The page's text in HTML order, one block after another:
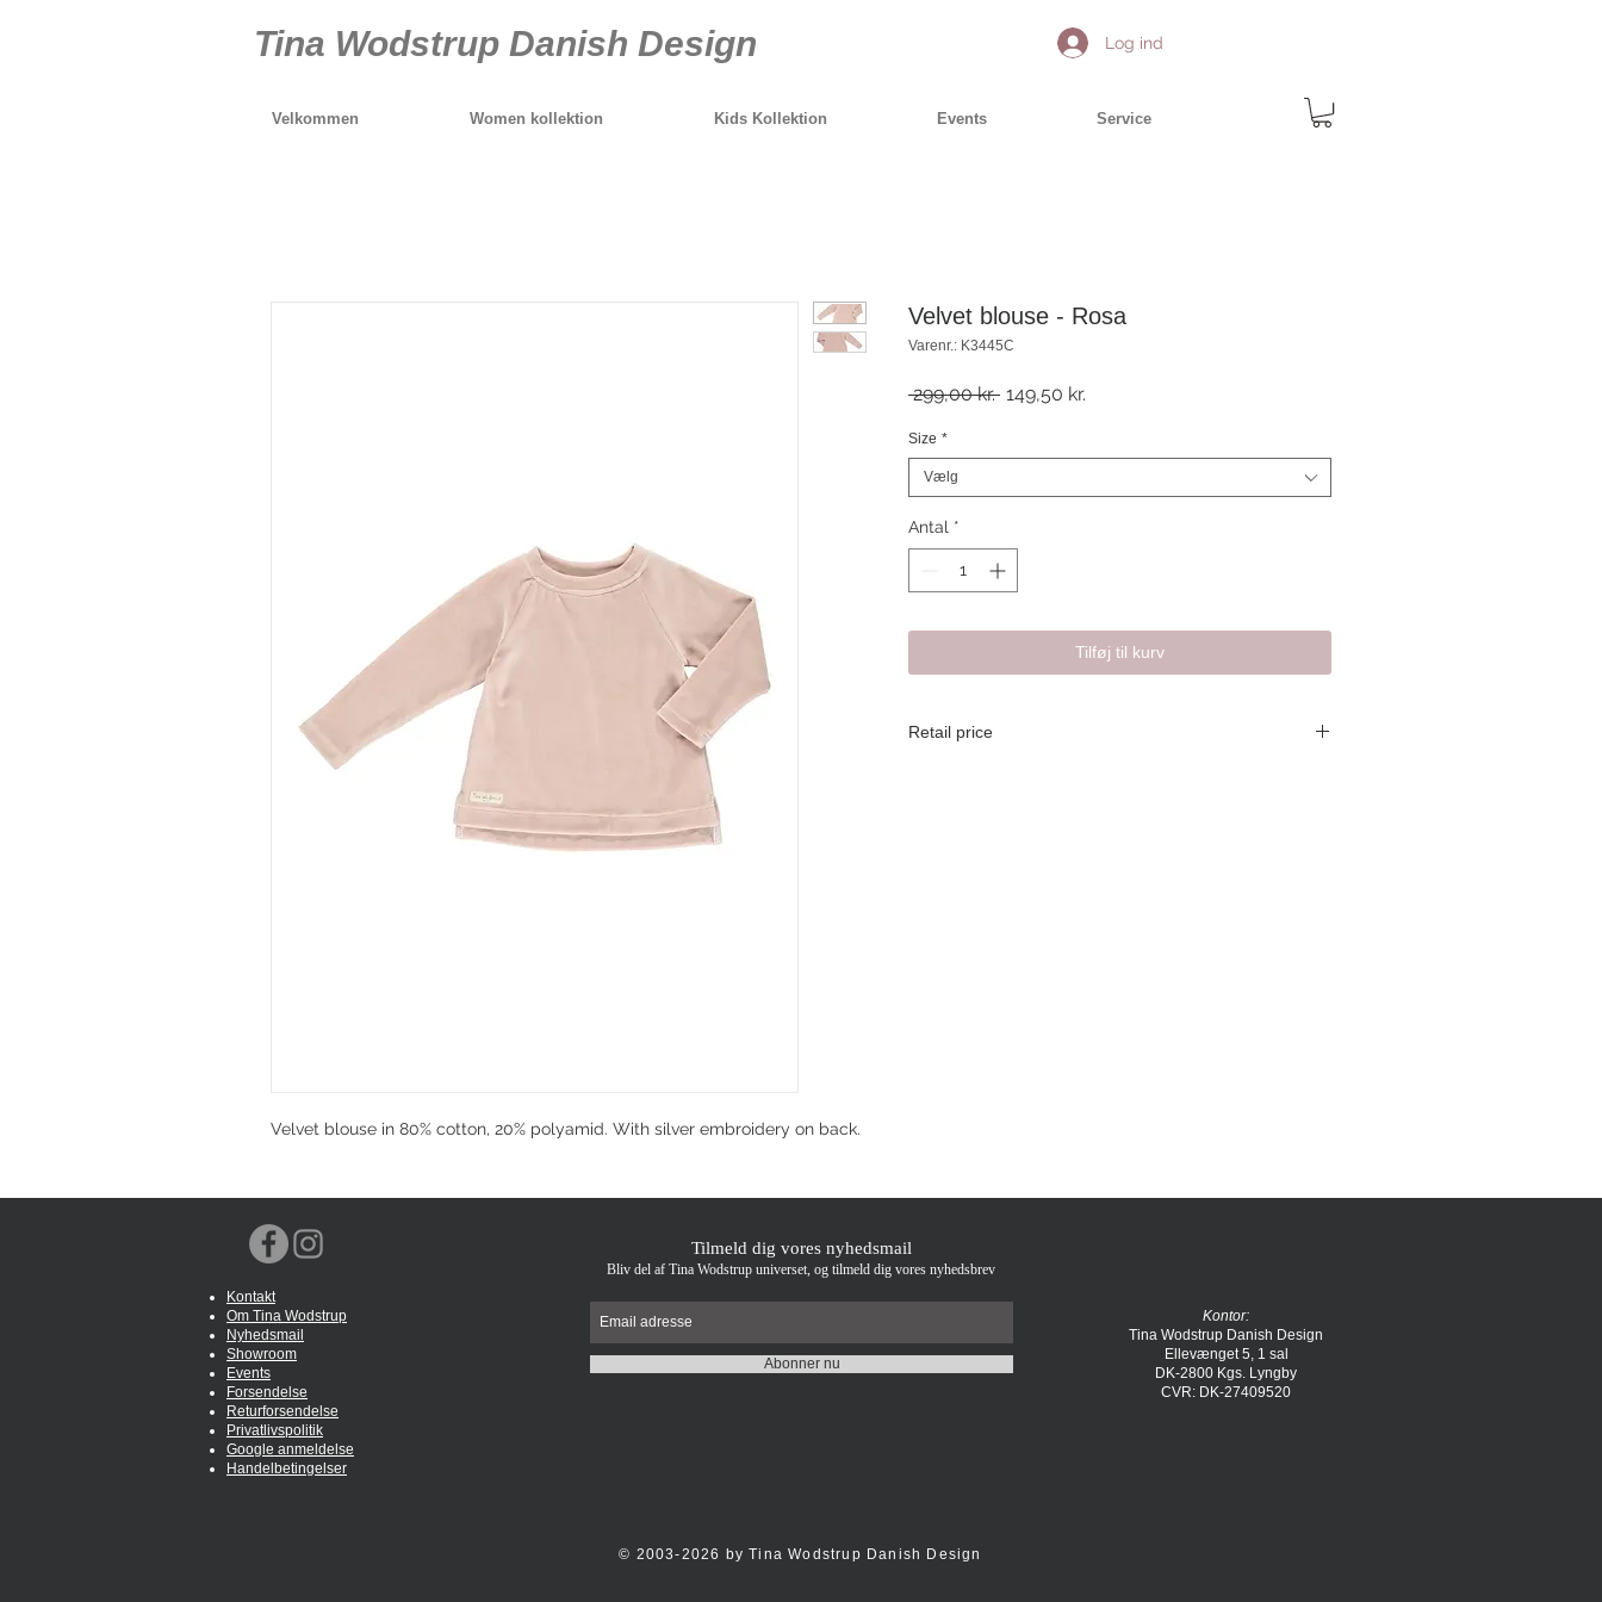
Tina Wodstrup Danish Design Log ind
Velkommen Women kollektion Kids Kollektion Events Service
Velvet blouse in 80% cotton, 20% polyamid. With silver embroidery on back.
Velvet blouse - Rosa
Varenr.: K3445C
299,00 kr. Regulær
149,50 kr.
Size *
Vælg
Antal *
Tilføj til kurv
Retail price
Kontakt
Om Tina Wodstrup
Nyhedsmail
Showroom
Events
Forsendelse
Returforsendelse
Privatlivspolitik
Google anmeldelse
Handelbetingelser
Tilmeld dig vores nyhedsmail
Bliv del af Tina Wodstrup universet, og tilmeld dig vores nyhedsbrev
Abonner nu
Kontor:
Tina Wodstrup Danish Design
Ellevænget 5, 1 sal
DK-2800 Kgs. Lyngby
CVR: DK-27409520
© 2003-2026 by Tina Wodstrup Danish Design